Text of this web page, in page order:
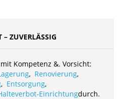
– ZUVERLÄSSIG
Kompetenz &. Vorsicht:
, Renovierung,
, Entsorgung,
Einrichtungdurch.